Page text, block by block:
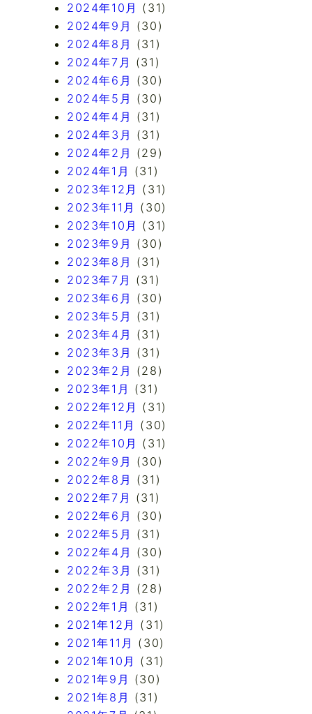
2024年10月 (31)
2024年9月 (30)
2024年8月 (31)
2024年7月 (31)
2024年6月 (30)
2024年5月 (30)
2024年4月 (31)
2024年3月 (31)
2024年2月 (29)
2024年1月 (31)
2023年12月 (31)
2023年11月 (30)
2023年10月 (31)
2023年9月 (30)
2023年8月 (31)
2023年7月 (31)
2023年6月 (30)
2023年5月 (31)
2023年4月 (31)
2023年3月 (31)
2023年2月 (28)
2023年1月 (31)
2022年12月 (31)
2022年11月 (30)
2022年10月 (31)
2022年9月 (30)
2022年8月 (31)
2022年7月 (31)
2022年6月 (30)
2022年5月 (31)
2022年4月 (30)
2022年3月 (31)
2022年2月 (28)
2022年1月 (31)
2021年12月 (31)
2021年11月 (30)
2021年10月 (31)
2021年9月 (30)
2021年8月 (31)